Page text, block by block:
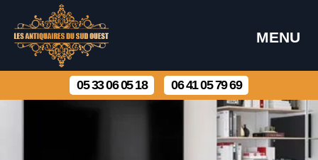
MENU
05 33 06 05 18 06 41 05 79 69